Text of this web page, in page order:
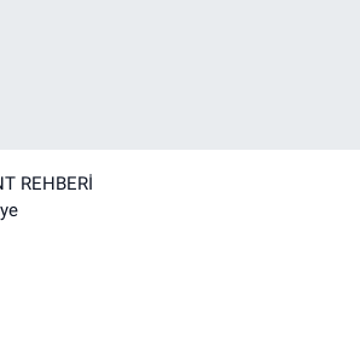
REHBERİ